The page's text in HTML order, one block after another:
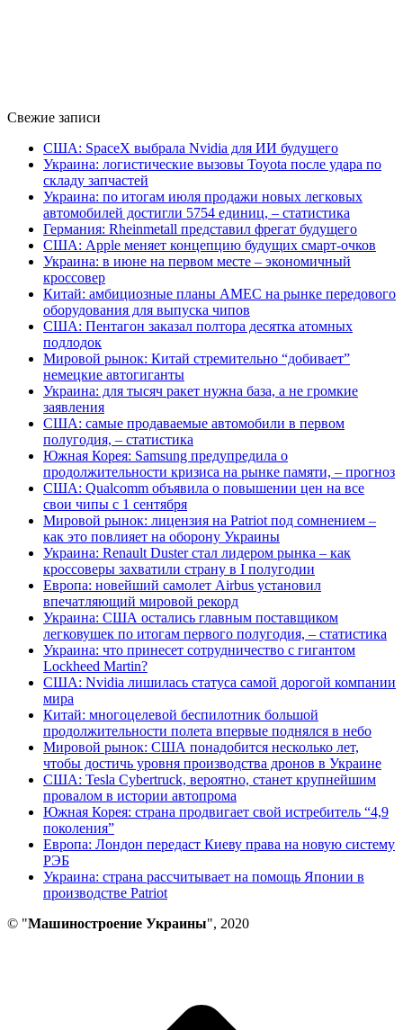
Свежие записи
США: SpaceX выбрала Nvidia для ИИ будущего
Украина: логистические вызовы Toyota после удара по
складу запчастей
Украина: по итогам июля продажи новых легковых
автомобилей достигли 5754 единиц, – статистика
Германия: Rheinmetall представил фрегат будущего
США: Apple меняет концепцию будущих смарт-очков
Украина: в июне на первом месте – экономичный
кроссовер
Китай: амбициозные планы AMEC на рынке передового
оборудования для выпуска чипов
США: Пентагон заказал полтора десятка атомных
подлодок
Мировой рынок: Китай стремительно “добивает”
немецкие автогиганты
Украина: для тысяч ракет нужна база, а не громкие
заявления
США: самые продаваемые автомобили в первом
полугодия, – статистика
Южная Корея: Samsung предупредила о
продолжительности кризиса на рынке памяти, – прогноз
США: Qualcomm объявила о повышении цен на все
свои чипы с 1 сентября
Мировой рынок: лицензия на Patriot под сомнением –
как это повлияет на оборону Украины
Украина: Renault Duster стал лидером рынка – как
кроссоверы захватили страну в I полугодии
Европа: новейший самолет Airbus установил
впечатляющий мировой рекорд
Украина: США остались главным поставщиком
легковушек по итогам первого полугодия, – статистика
Украина: что принесет сотрудничество с гигантом
Lockheed Martin?
США: Nvidia лишилась статуса самой дорогой компании
мира
Китай: многоцелевой беспилотник большой
продолжительности полета впервые поднялся в небо
Мировой рынок: США понадобится несколько лет,
чтобы достичь уровня производства дронов в Украине
США: Tesla Cybertruck, вероятно, станет крупнейшим
провалом в истории автопрома
Южная Корея: страна продвигает свой истребитель “4,9
поколения”
Европа: Лондон передаст Киеву права на новую систему
РЭБ
Украина: страна рассчитывает на помощь Японии в
производстве Patriot
© "Машиностроение Украины", 2020